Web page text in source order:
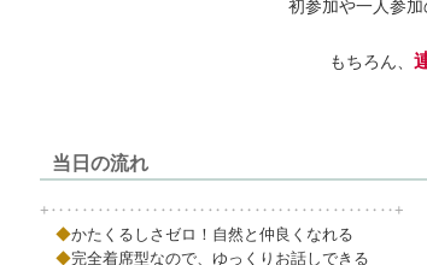
初参加や一人参加
もちろん、
当日の流れ
+‥‥‥‥‥‥‥‥‥‥‥‥‥‥‥‥‥‥‥‥‥‥+
◆かたくるしさゼロ！自然と仲良くなれる
◆完全着席型なので、ゆっくりお話しできる